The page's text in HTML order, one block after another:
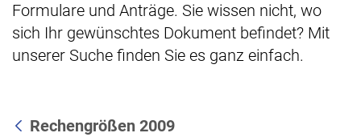
Formulare und Anträge. Sie wissen nicht, wo
sich Ihr gewünschtes Dokument befindet? Mit
unserer Suche finden Sie es ganz einfach.
Rechengrößen 2009